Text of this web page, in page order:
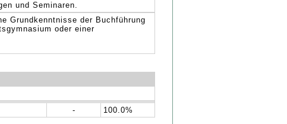
und Seminaren.
Grundkenntnisse der Buchführung
oder einer
- 100.0%